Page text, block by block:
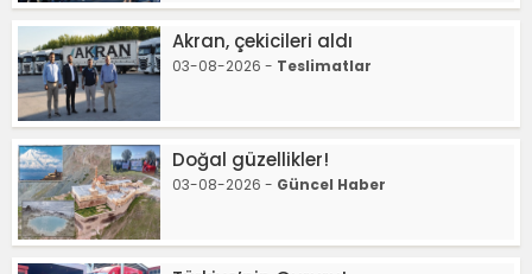
Akran, çekicileri aldı
03-08-2026 - Teslimatlar
Doğal güzellikler!
03-08-2026 - Güncel Haber